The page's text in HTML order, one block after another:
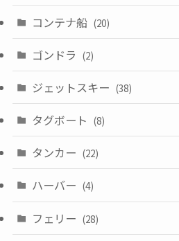
コンテナ船 (20)
ゴンドラ (2)
ジェットスキー (38)
タグボート (8)
タンカー (22)
ハーバー (4)
フェリー (28)